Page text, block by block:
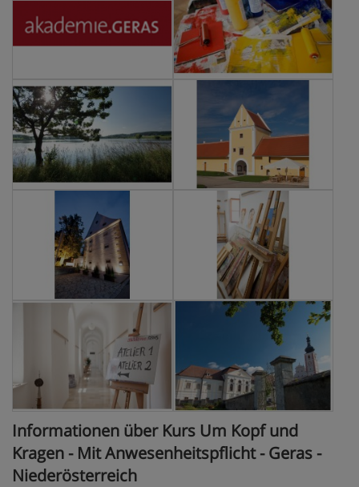
Informationen über Kurs Um Kopf und
Kragen - Mit Anwesenheitspflicht - Geras -
Niederösterreich